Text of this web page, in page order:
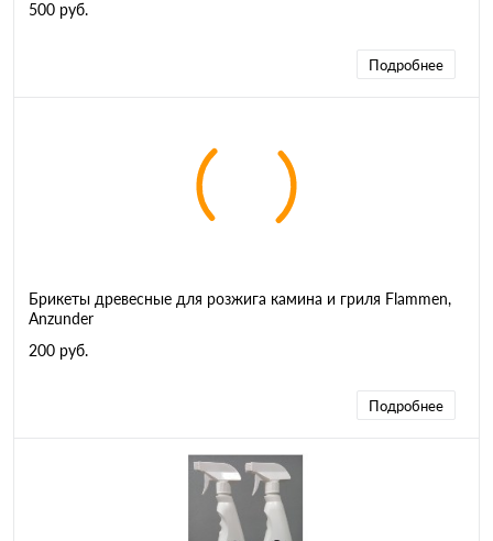
500 руб.
Подробнее
Брикеты древесные для розжига камина и гриля Flammen,
Anzunder
200 руб.
Подробнее